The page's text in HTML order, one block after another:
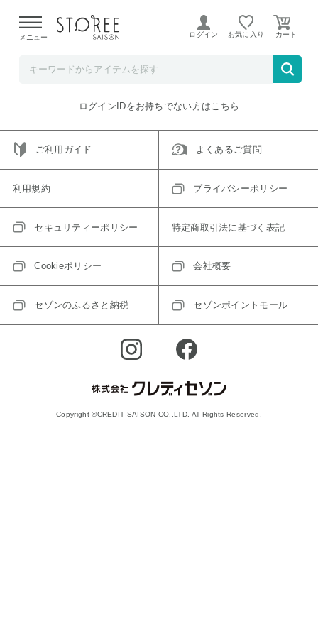
よる配送遅延が発生しております。
メニュー ログイン お気に入り
ご指定のアイテムは取り扱い終了、またはただいま取り扱い
トップへ戻る
ログインIDをお持ちでない方はこちら
ご利用ガイド よくあるご質問
利用規約 プライバシーポリシー
セキュリティーポリシー 特定商取引法に基づく表記
Cookieポリシー 会社概要
セゾンのふるさと納税 セゾンポイントモール
Copyright ©CREDIT SAISON CO.,LTD. All Rights Reserved.